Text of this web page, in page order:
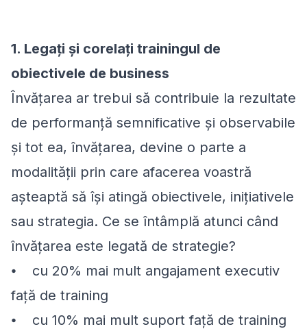
1. Legați și corelați trainingul de
obiectivele de business
Învățarea ar trebui să contribuie la rezultate
de performanță semnificative și observabile
și tot ea, învățarea, devine o parte a
modalității prin care afacerea voastră
așteaptă să își atingă obiectivele, inițiativele
sau strategia. Ce se întâmplă atunci când
învățarea este legată de strategie?
⦁ cu 20% mai mult angajament executiv
față de training
⦁ cu 10% mai mult suport față de training